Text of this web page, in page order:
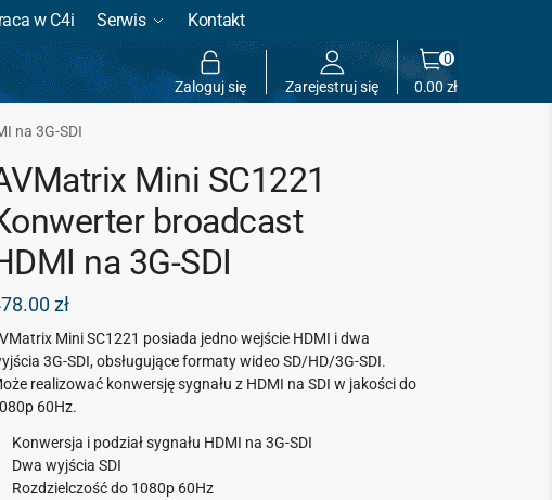
w C4i Serwis Kontakt
Zaloguj się Zarejestruj się 0.00zł
0
na 3G-SDI
Mini SC1221
broadcast
na 3G-SDI
zł
Mini SC1221 posiada jedno wejście HDMI i dwa
3G-SDI, obsługujące formaty wideo SD/HD/3G-SDI.
realizować konwersję sygnału z HDMI na SDI w jakości do
60Hz.
Konwersja i podział sygnału HDMI na 3G-SDI
Dwa wyjścia SDI
Rozdzielczość do 1080p 60Hz